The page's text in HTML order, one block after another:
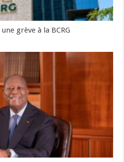
grève à la BCRG